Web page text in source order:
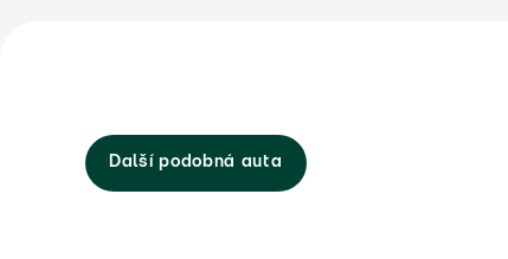
Další podobná auta